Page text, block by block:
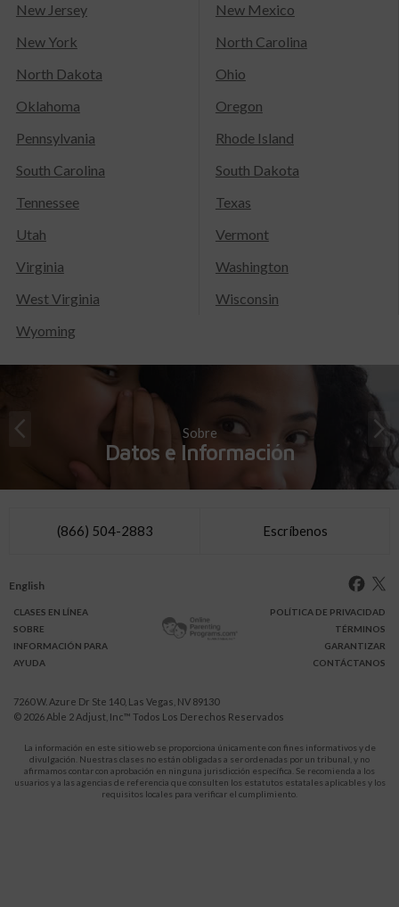
New Jersey
New Mexico
New York
North Carolina
North Dakota
Ohio
Oklahoma
Oregon
Pennsylvania
Rhode Island
South Carolina
South Dakota
Tennessee
Texas
Utah
Vermont
Virginia
Washington
West Virginia
Wisconsin
Wyoming
Sobre
Datos e Información
(866) 504-2883 Escríbenos
English
CLASES EN LÍNEA
SOBRE
INFORMACIÓN PARA
AYUDA
POLÍTICA DE PRIVACIDAD
TÉRMINOS
GARANTIZAR
CONTÁCTANOS
7260 W. Azure Dr Ste 140, Las Vegas, NV 89130
© 2026 Able 2 Adjust, Inc™ Todos Los Derechos Reservados
La información en este sitio web se proporciona únicamente con fines informativos y de
divulgación. Nuestras clases no están obligadas a ser ordenadas por un tribunal, y no
afirmamos contar con aprobación en ninguna jurisdicción específica. Se recomienda a los
usuarios y a las agencias de referencia que consulten los estatutos estatales aplicables y los
requisitos locales para verificar el cumplimiento.